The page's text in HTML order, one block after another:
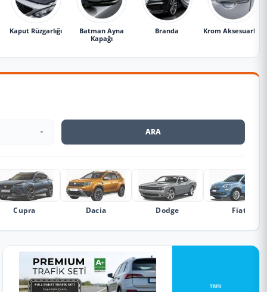
Kaput Rüzgarlığı
Batman Ayna
Kapağı
Branda Krom Aksesuarlar
ARA
Cupra Dacia Dodge Fiat
TRFK